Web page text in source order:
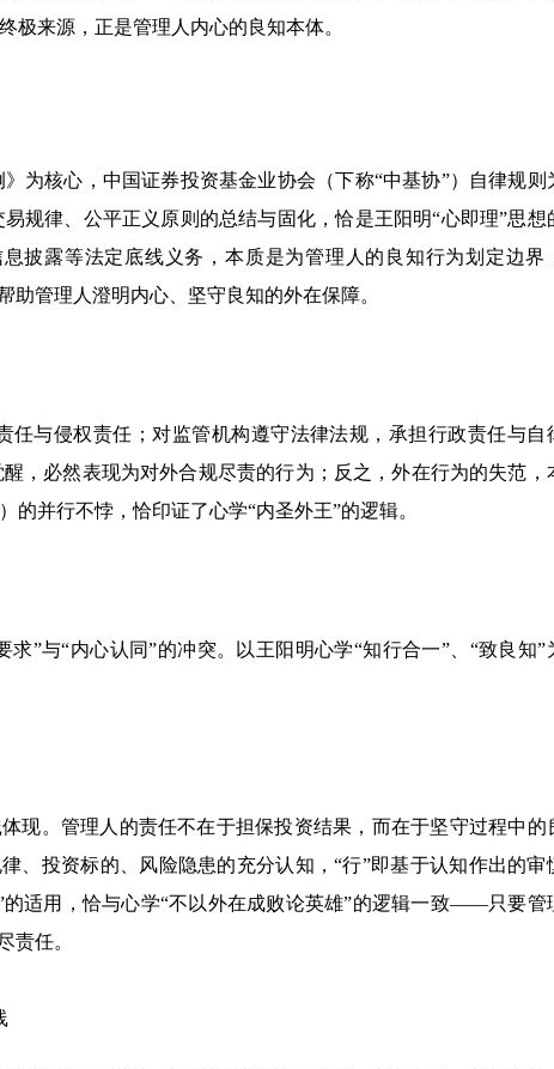
极来源，正是管理人内心的良知本体。
为核心，中国证券投资基金业协会（下称“中基协”）自律规则
规律、公平正义原则的总结与固化，恰是王阳明“心即理”思想
披露等法定底线义务，本质是为管理人的良知行为划定边界
管理人澄明内心、坚守良知的外在保障。
与侵权责任；对监管机构遵守法律法规，承担行政责任与自
必然表现为对外合规尽责的行为；反之，外在行为的失范，
的并行不悖，恰印证了心学“内圣外王”的逻辑。
”与“内心认同”的冲突。以王阳明心学“知行合一”、“致良知”
现。管理人的责任不在于担保投资结果，而在于坚守过程中的
、投资标的、风险隐患的充分认知，“行”即基于认知作出的审
适用，恰与心学“不以外在成败论英雄”的逻辑一致——只要管
责任。